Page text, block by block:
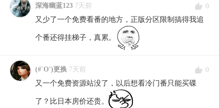
深海幽蓝123 7天前
0
又少了一个免费看番的地方，正版分区限制搞得我追
个番还得挂梯子，真累。
(#`O′)更换 7天前
0
又一个免费资源站没了，以后想看冷门番只能买碟
了？比日本房价还贵。